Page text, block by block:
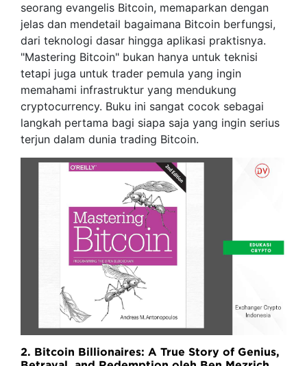
seorang evangelis Bitcoin, memaparkan dengan
jelas dan mendetail bagaimana Bitcoin berfungsi,
dari teknologi dasar hingga aplikasi praktisnya.
"Mastering Bitcoin" bukan hanya untuk teknisi
tetapi juga untuk trader pemula yang ingin
memahami infrastruktur yang mendukung
cryptocurrency. Buku ini sangat cocok sebagai
langkah pertama bagi siapa saja yang ingin serius
terjun dalam dunia trading Bitcoin.
2. Bitcoin Billionaires: A True Story of Genius,